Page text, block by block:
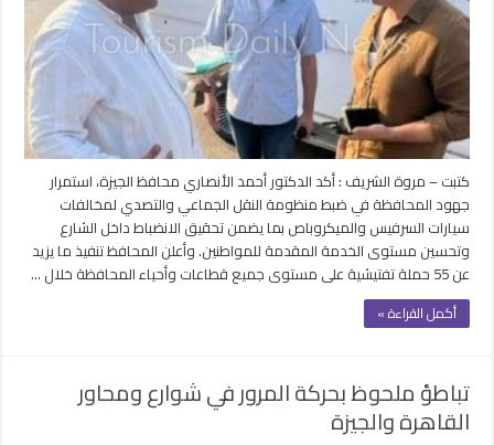
منظومة
النقل
الجماعي
والتصدي
لمخالفات
السرفيس
مغلقة
كتبت – مروة الشريف : أكد الدكتور أحمد الأنصاري محافظ الجيزة، استمرار
جهود المحافظة في ضبط منظومة النقل الجماعي والتصدي لمخالفات
سيارات السرفيس والميكروباص بما يضمن تحقيق الانضباط داخل الشارع
وتحسين مستوى الخدمة المقدمة للمواطنين. وأعلن المحافظ تنفيذ ما يزيد
عن 55 حملة تفتيشية على مستوى جميع قطاعات وأحياء المحافظة خلال …
أكمل القراءة »
تباطؤ ملحوظ بحركة المرور في شوارع ومحاور
القاهرة والجيزة